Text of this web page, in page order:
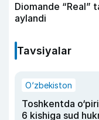
Diomande
aylandi
Tavsiyalar
O‘zbekiston
Toshkentda
6 kishiga sud